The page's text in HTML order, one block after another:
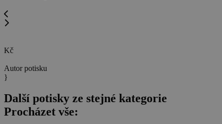
Kč
Autor potisku
}
Další potisky ze stejné kategorie
Procházet vše: